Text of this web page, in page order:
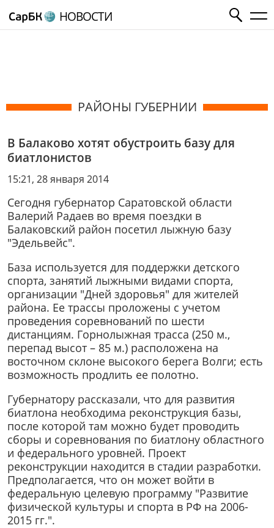
НОВОСТИ
РАЙОНЫ ГУБЕРНИИ
В Балаково хотят обустроить базу для
биатлонистов
15:21, 28 января 2014
Сегодня губернатор Саратовской области
Валерий Радаев во время поездки в
Балаковский район посетил лыжную базу
"Эдельвейс".
База используется для поддержки детского
спорта, занятий лыжными видами спорта,
организации "Дней здоровья" для жителей
района. Ее трассы проложены с учетом
проведения соревнований по шести
дистанциям. Горнолыжная трасса (250 м.,
перепад высот – 85 м.) расположена на
восточном склоне высокого берега Волги; есть
возможность продлить ее полотно.
Губернатору рассказали, что для развития
биатлона необходима реконструкция базы,
после которой там можно будет проводить
сборы и соревнования по биатлону областного
и федерального уровней. Проект
реконструкции находится в стадии разработки.
Предполагается, что он может войти в
федеральную целевую программу "Развитие
физической культуры и спорта в РФ на 2006-
2015 гг.".